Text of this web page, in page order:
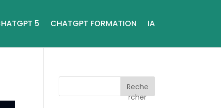
5 CHATGPT FORMATION IA
Reche
rcher